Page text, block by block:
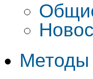
Методы